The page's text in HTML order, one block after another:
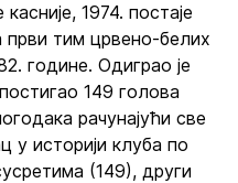
1974. постаје
тим црвено-белих
године. Одиграо је
149 голова
рачунајући све
у историји клуба по
(149), други